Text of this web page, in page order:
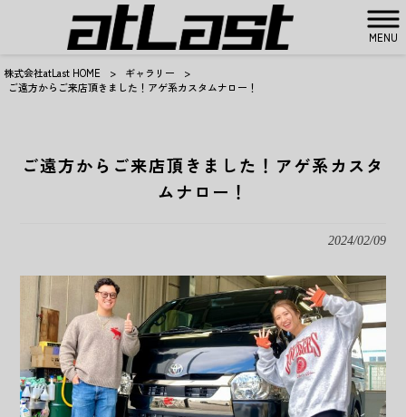
MENU
株式会社atLast HOME > ギャラリー
>
ご遠方からご来店頂きました！アゲ系カスタムナロー！
ご遠方からご来店頂きました！アゲ系カスタ
ムナロー！
2024/02/09